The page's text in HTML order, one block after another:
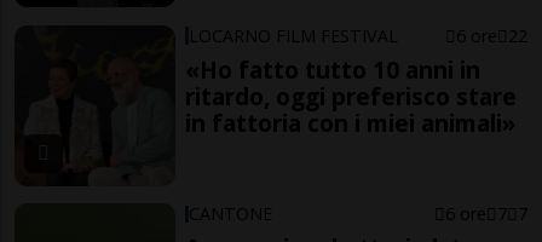
LOCARNO FILM FESTIVAL 6 ore 22
«Ho fatto tutto 10 anni in
ritardo, oggi preferisco stare
in fattoria con i miei animali»
CANTONE 6 ore 7 7